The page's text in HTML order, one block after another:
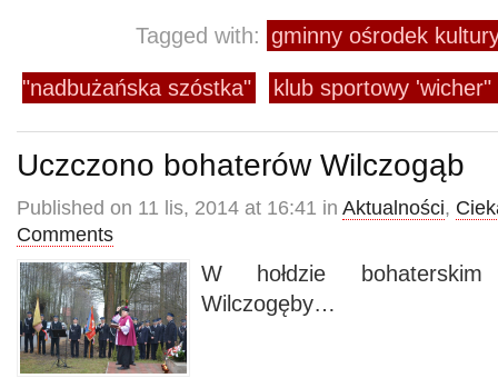
Tagged with: gminny ośrodek
"nadbużańska szóstka" klub sportowy
Uczczono bohaterów Wilczogąb
Published on 11 lis, 2014 at 16:41 in Aktualności,
Comments
W hołdzie
Wilczogęby…